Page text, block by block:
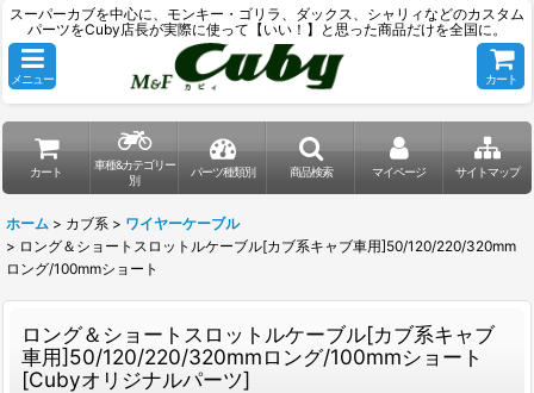
スーパーカブを中心に、モンキー・ゴリラ、ダックス、シャリィなどのカスタム
パーツをCuby店長が実際に使って【いい！】と思った商品だけを全国に。
メニュー カート
カート
車種&カテゴリー
別
パーツ種類別 商品検索 マイページ サイトマップ
ホーム > カブ系 > ワイヤーケーブル
> ロング＆ショートスロットルケーブル[カブ系キャブ車用]50/120/220/320mm
ロング/100mmショート
ロング＆ショートスロットルケーブル[カブ系キャブ
車用]50/120/220/320mmロング/100mmショート
[Cubyオリジナルパーツ]